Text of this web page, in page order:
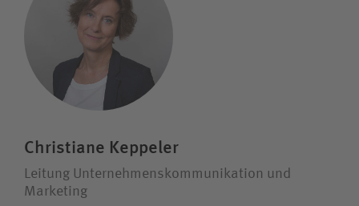
Christiane Keppeler
Leitung Unternehmens­kommunikation und
Marketing